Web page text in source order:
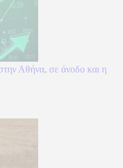
Αθήνα, σε άνοδο και η